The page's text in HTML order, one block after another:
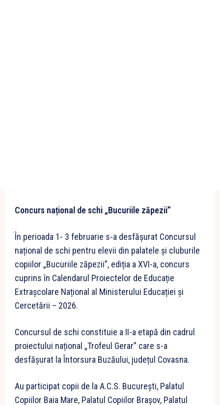
Concurs național de schi „Bucuriile zăpezii”
În perioada 1- 3 februarie s-a desfășurat Concursul
național de schi pentru elevii din palatele și cluburile
copiilor „Bucuriile zăpezii”, ediția a XVI-a, concurs
cuprins în Calendarul Proiectelor de Educație
Extrașcolare Național al Ministerului Educației și
Cercetării – 2026.
Concursul de schi constituie a II-a etapă din cadrul
proiectului național „Trofeul Gerar” care s-a
desfășurat la Întorsura Buzăului, județul Covasna.
Au participat copii de la A.C.S. București, Palatul
Copiilor Baia Mare, Palatul Copiilor Brașov, Palatul